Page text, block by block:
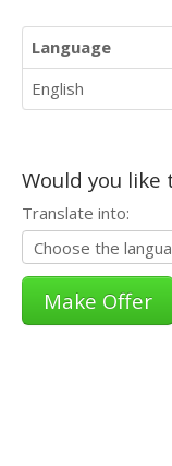
Language
English
Would you
Translate into: